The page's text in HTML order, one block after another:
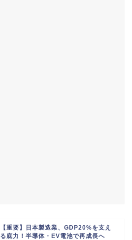
【重要】日本製造業、GDP20%を支え
る底力！半導体・EV電池で再成長へ